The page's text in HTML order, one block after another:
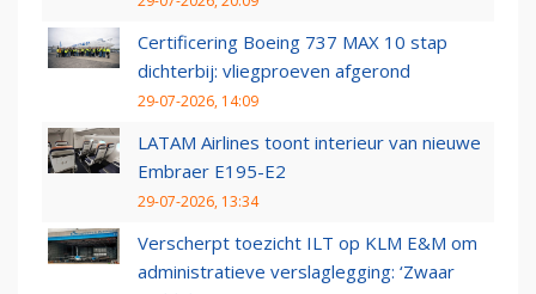
Certificering Boeing 737 MAX 10 stap
dichterbij: vliegproeven afgerond
29-07-2026, 14:09
LATAM Airlines toont interieur van nieuwe
Embraer E195-E2
29-07-2026, 13:34
Verscherpt toezicht ILT op KLM E&M om
administratieve verslaglegging: ‘Zwaar